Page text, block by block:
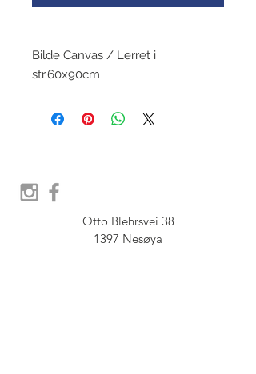
Bilde Canvas / Lerret i
str.60x90cm
Otto Blehrsvei 38
1397 Nesøya